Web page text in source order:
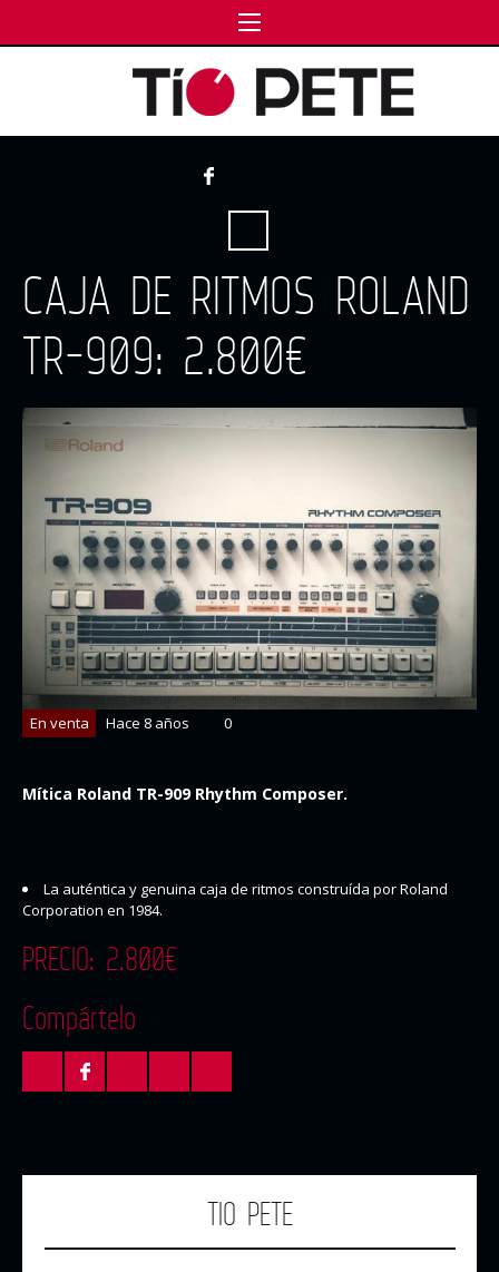
CAJA DE RITMOS ROLAND
TR-909: 2.800€
En venta Hace 8 años 0
Mítica Roland TR-909 Rhythm Composer.
La auténtica y genuina caja de ritmos construída por Roland
Corporation en 1984.
PRECIO: 2.800€
Compártelo
TIO PETE